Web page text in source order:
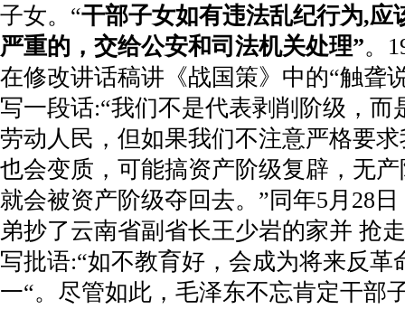
子女。“干部子女如有违法乱纪行为,应
严重的，交给公安和司法机关处理”。
在修改讲话稿讲《战国策》中的“触聋
写一段话:“我们不是代表剥削阶级，而
劳动人民，但如果我们不注意严格要
也会变质，可能搞资产阶级复辟，无
就会被资产阶级夺回去。 ”同年5月 28
弟抄了云南省副省长王少岩的家并 抢
写批语:“如不教育好，会成为将来反革
一“。尽管如此，毛泽东不忘肯定干部